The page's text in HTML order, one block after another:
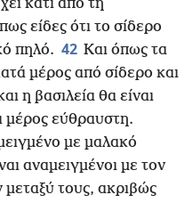
κάτι από τη
είδες ότι το σίδερο
πηλό. 42 Και όπως τα
μέρος από σίδερο και
η βασιλεία θα είναι
μέρος εύθραυστη.
με μαλακό
αναμειγμένοι με τον
τους, ακριβώς